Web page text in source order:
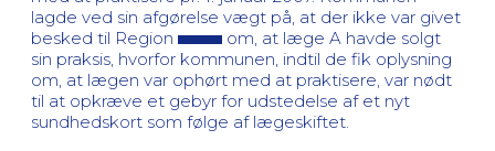
lagde ved sin afgørelse vægt på, at der ikke var givet
besked til Region
om, at læge A havde solgt
sin praksis, hvorfor kommunen, indtil de fik oplysning
om, at lægen var ophørt med at praktisere, var nødt
til at opkræve et gebyr for udstedelse af et nyt
sundhedskort som følge af lægeskiftet.